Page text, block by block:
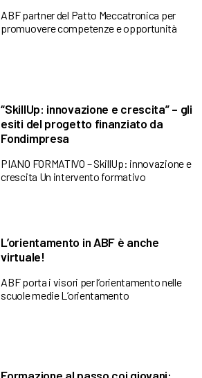
ABF partner del Patto Meccatronica per
promuovere competenze e opportunità
“SkillUp: innovazione e crescita” – gli
esiti del progetto finanziato da
Fondimpresa
PIANO FORMATIVO – SkillUp: innovazione e
crescita Un intervento formativo
L’orientamento in ABF è anche
virtuale!
ABF porta i visori per l’orientamento nelle
scuole medie L’orientamento